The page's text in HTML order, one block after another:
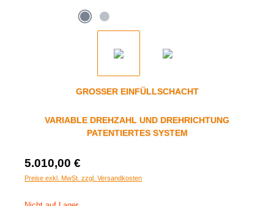
GROSSER EINFÜLLSCHACHT
VARIABLE DREHZAHL UND DREHRICHTUNG
PATENTIERTES SYSTEM
5.010,00 €
Preise exkl. MwSt. zzgl. Versandkosten